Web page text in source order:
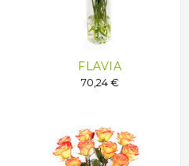
FLAVIA
70,24 €